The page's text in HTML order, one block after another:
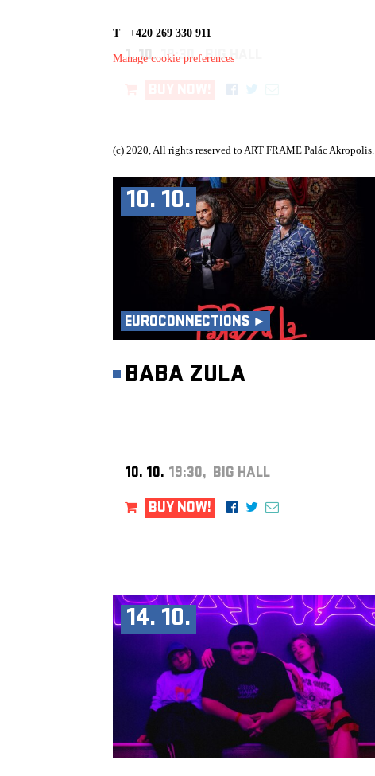
1. 10. 19:30, BIG HALL
10. 10.
EUROCONNECTIONS ►
BABA ZULA
10. 10. 19:30, BIG HALL
BUY NOW!
14. 10.
T +420 269 330 911
Manage cookie preferences
(c) 2020, All rights reserved to ART FRAME Palác Akropolis.